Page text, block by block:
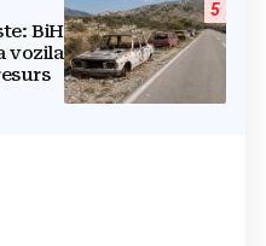
5
BiH
vozila